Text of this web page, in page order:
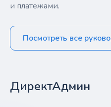
и платежами.
Посмотреть все
ДиректАдмин